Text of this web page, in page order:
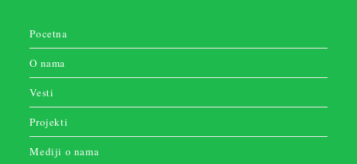
Pocetna
O nama
Vesti
Projekti
Mediji o nama